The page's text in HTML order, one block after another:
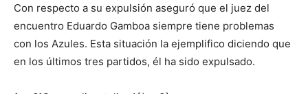
Con respecto a su expulsión aseguró que el juez del
encuentro Eduardo Gamboa siempre tiene problemas
con los Azules. Esta situación la ejemplifico diciendo que
en los últimos tres partidos, él ha sido expulsado.